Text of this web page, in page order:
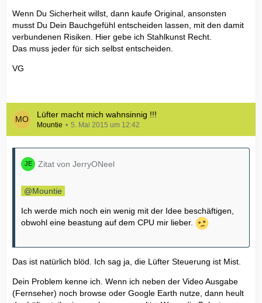
Wenn Du Sicherheit willst, dann kaufe Original, ansonsten
musst Du Dein Bauchgefühl entscheiden lassen, mit den damit
verbundenen Risiken. Hier gebe ich Stahlkunst Recht.
Das muss jeder für sich selbst entscheiden.
VG
Lüfter macht mich wahnsinnig !!!
Mountie 5. Mai 2015 um 12:42
Zitat von JerryONeel
Mountie
Ich werde mich noch ein wenig mit der Idee beschäftigen,
obwohl eine beastung auf dem CPU mir lieber.
Das ist natürlich blöd. Ich sag ja, die Lüfter Steuerung ist Mist.
Dein Problem kenne ich. Wenn ich neben der Video Ausgabe
(Fernseher) noch browse oder Google Earth nutze, dann heult